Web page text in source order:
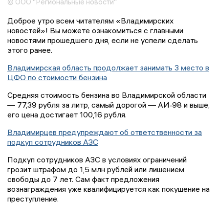
Доброе утро всем читателям «Владимирских
новостей»! Вы можете ознакомиться с главными
новостями прошедшего дня, если не успели сделать
этого ранее.
Владимирская область продолжает занимать 3 место в
ЦФО по стоимости бензина
Средняя стоимость бензина во Владимирской области
— 77,39 рубля за литр, самый дорогой — АИ‑98 и выше,
его цена достигает 100,16 рубля.
Владимирцев предупреждают об ответственности за
подкуп сотрудников АЗС
Подкуп сотрудников АЗС в условиях ограничений
грозит штрафом до 1,5 млн рублей или лишением
свободы до 7 лет. Сам факт предложения
вознаграждения уже квалифицируется как покушение на
преступление.